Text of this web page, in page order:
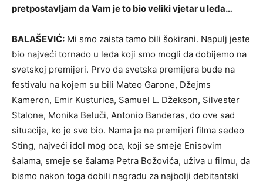
pretpostavljam da Vam je to bio veliki vjetar u leđa…
BALAŠEVIĆ: Mi smo zaista tamo bili šokirani. Napulj jeste
bio najveći tornado u leđa koji smo mogli da dobijemo na
svetskoj premijeri. Prvo da svetska premijera bude na
festivalu na kojem su bili Mateo Garone, Džejms
Kameron, Emir Kusturica, Samuel L. Džekson, Silvester
Stalone, Monika Beluči, Antonio Banderas, do ove sad
situacije, ko je sve bio. Nama je na premijeri filma sedeo
Sting, najveći idol mog oca, koji se smeje Enisovim
šalama, smeje se šalama Petra Božovića, uživa u filmu, da
bismo nakon toga dobili nagradu za najbolji debitantski